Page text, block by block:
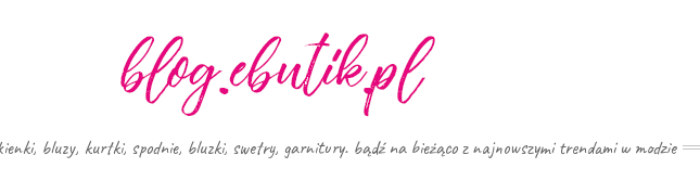
bluzy, kurtki, spodnie, bluzki, swetry, garnitury. bądź na bieżąco z najnowszymi trendami w modzie